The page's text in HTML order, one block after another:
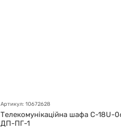
Артикул: 10672628
Телекомунікаційна шафа С-18U-
ДП-ПГ-1